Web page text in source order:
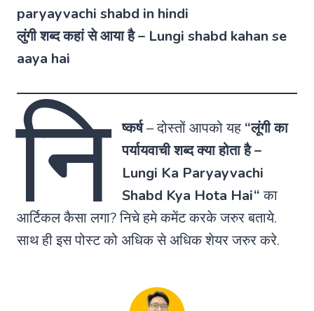
paryayvachi shabd in hindi
लुंगी शब्द कहां से आया है – Lungi shabd kahan se
aaya hai
नि ष्कर्ष–दोस्तों आपको यह “लूंगी का
पर्यायवाची शब्द क्या होता है–
Lungi Ka Paryayvachi
Shabd Kya Hota Hai“का
आर्टिकल कैसा लगा? निचे हमे कमेंट करके जरुर बताये.
साथ ही इस पोस्ट को अधिक से अधिक शेयर जरुर करे.